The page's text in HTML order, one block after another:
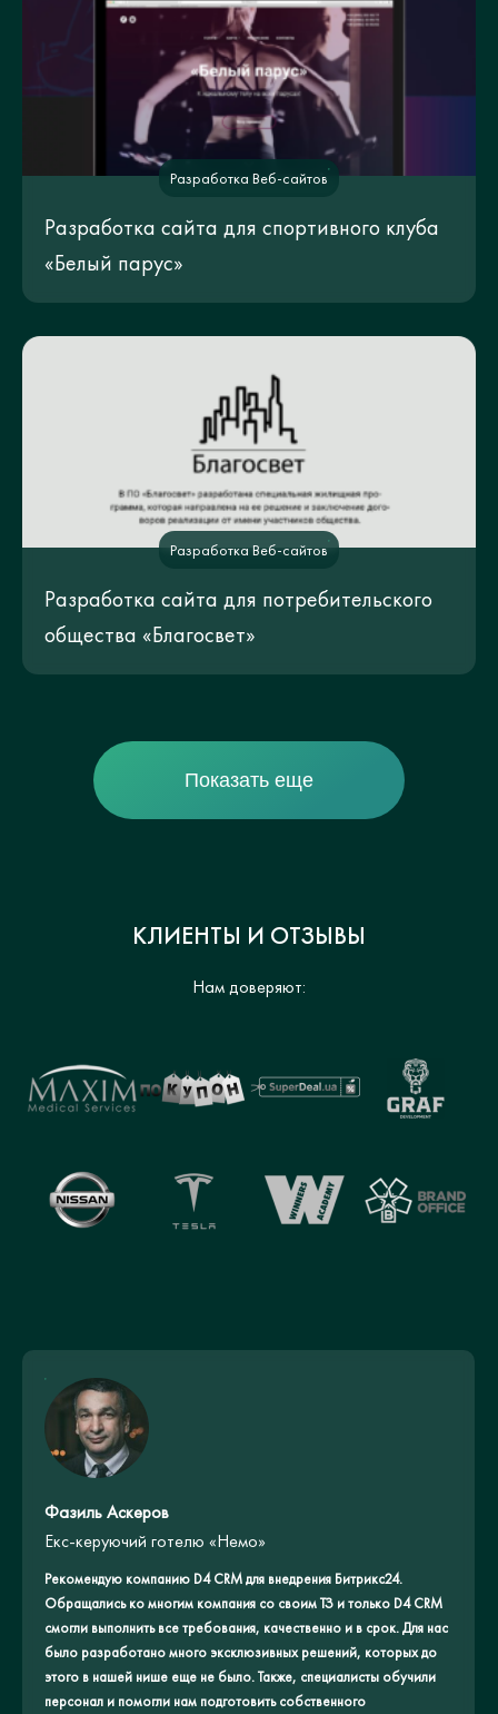
Разработка Веб-сайтов
Разработка сайта для спортивного клуба
«Белый парус»
Разработка Веб-сайтов
Разработка сайта для потребительского
общества «Благосвет»
Показать еще
КЛИЕНТЫ И ОТЗЫВЫ
Нам доверяют:
Фазиль Аскеров
Екс-керуючий готелю «Немо»
Рекомендую компанию D4 CRM для внедрения Битрикс24.
Обращались ко многим компания со своим ТЗ и только D4 CRM
смогли выполнить все требования, качественно и в срок. Для нас
было разработано много эксклюзивных решений, которых до
этого в нашей нише еще не было. Также, специалисты обучили
персонал и помогли нам подготовить собственного